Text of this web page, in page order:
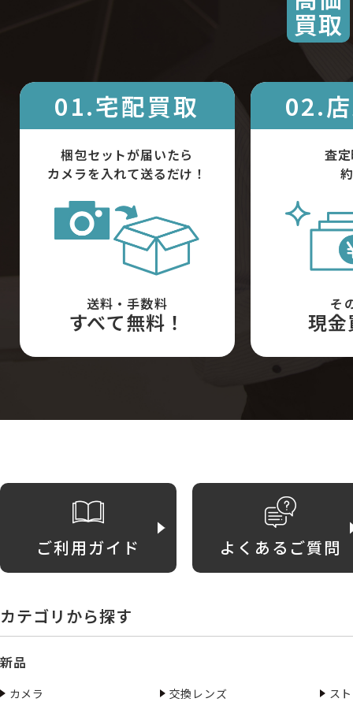
買取
01.宅配買取
梱包セットが届いたら
カメラを入れて送るだけ！
送料・手数料
すべて無料！
02.
査
そ
現
ご利用ガイド よくあるご質問
カテゴリから探す
新品
カメラ 交換レンズ ス